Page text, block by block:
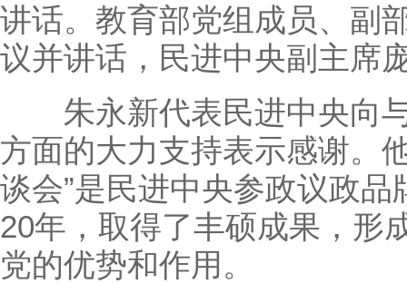
讲话。教育部党组成员、副
议并讲话，民进中央副主席
朱永新代表民进中央向与
方面的大力支持表示感谢。
谈会”是民进中央参政议政
20年，取得了丰硕成果，形
党的优势和作用。